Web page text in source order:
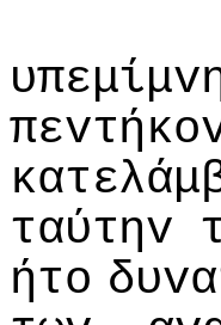
ταύτηv
ήτo